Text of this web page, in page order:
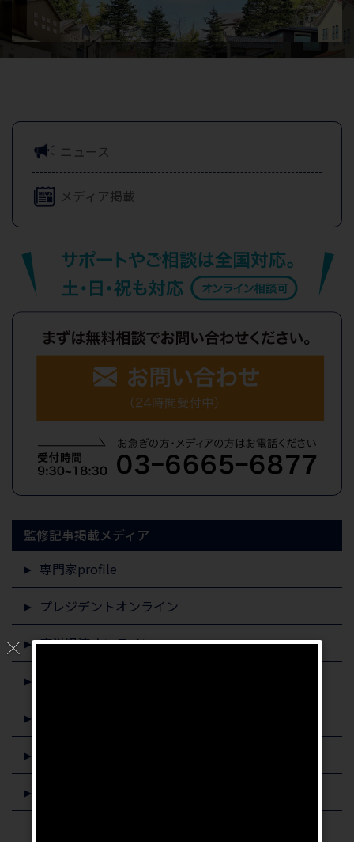
ニュース
メディア掲載
監修記事掲載メディア
専門家profile
プレジデントオンライン
東洋経済オンライン